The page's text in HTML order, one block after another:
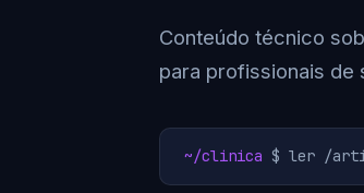
Conteúdo técnico
para profissionais de
~/clinica $ ler /